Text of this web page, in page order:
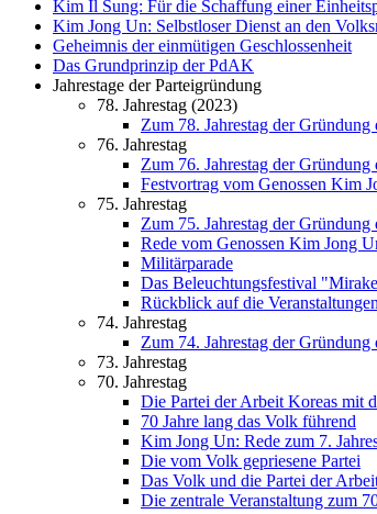
Kim Il Sung: Für die Schaffung einer
Kim Jong Un: Selbstloser Dienst an den
Geheimnis der einmütigen Geschlossenheit
Das Grundprinzip der PdAK
Jahrestage der Parteigründung
78. Jahrestag (2023)
Zum 78. Jahrestag der
76. Jahrestag
Zum 76. Jahrestag der
Festvortrag vom Genossen Kim
75. Jahrestag
Zum 75. Jahrestag der
Rede vom Genossen Kim Jong
Militärparade
Das Beleuchtungsfestival
Rückblick auf die Veranstaltungen
74. Jahrestag
Zum 74. Jahrestag der
73. Jahrestag
70. Jahrestag
Die Partei der Arbeit Koreas mit
70 Jahre lang das Volk führend
Kim Jong Un: Rede zum 7.
Die vom Volk gepriesene Partei
Das Volk und die Partei der
Die zentrale Veranstaltung zum